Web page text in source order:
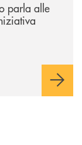
parla alle